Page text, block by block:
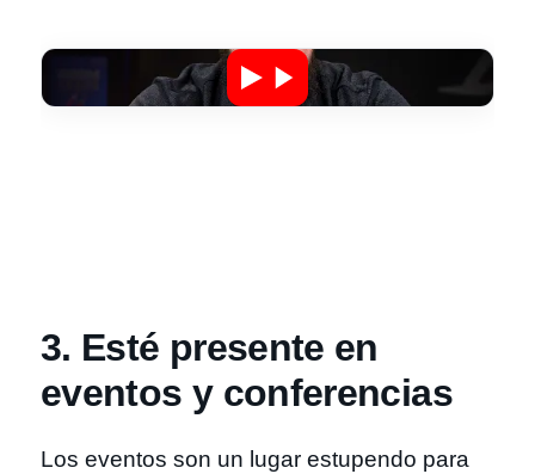
3. Esté presente en
eventos y conferencias
Los eventos son un lugar estupendo para